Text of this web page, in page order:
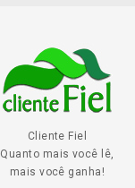
Cliente Fiel
Quanto mais você lê,
mais você ganha!